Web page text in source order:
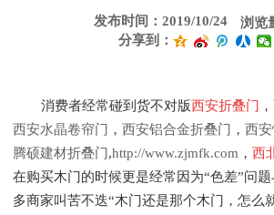
发布时间：2019/10/24
浏览
分享到：
消费者经常碰到货不对版西安折叠门 ，
西安水晶卷帘门 ，西安铝合金折叠门 ，西
腾硕建材折叠门,http://www.zjmfk.com ，西
在购买木门的时候更是经常因为“色差”问
多商家叫苦不迭“木门还是那个木门，怎么